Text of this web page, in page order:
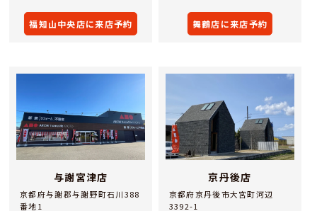
福知山中央店に来店予約 舞鶴店に来店予約
与謝宮津店
京都府与謝郡与謝野町石川388
番地1
京丹後店
京都府京丹後市大宮町河辺
3392-1